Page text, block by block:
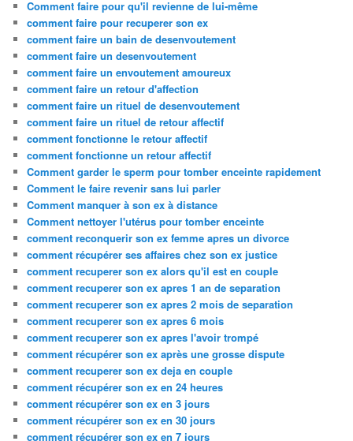
Comment faire pour qu'il revienne de lui-même
comment faire pour recuperer son ex
comment faire un bain de desenvoutement
comment faire un desenvoutement
comment faire un envoutement amoureux
comment faire un retour d'affection
comment faire un rituel de desenvoutement
comment faire un rituel de retour affectif
comment fonctionne le retour affectif
comment fonctionne un retour affectif
Comment garder le sperm pour tomber enceinte rapidement
Comment le faire revenir sans lui parler
Comment manquer à son ex à distance
Comment nettoyer l'utérus pour tomber enceinte
comment reconquerir son ex femme apres un divorce
comment récupérer ses affaires chez son ex justice
comment recuperer son ex alors qu'il est en couple
comment recuperer son ex apres 1 an de separation
comment recuperer son ex apres 2 mois de separation
comment recuperer son ex apres 6 mois
comment recuperer son ex apres l'avoir trompé
comment récupérer son ex après une grosse dispute
comment recuperer son ex deja en couple
comment récupérer son ex en 24 heures
comment récupérer son ex en 3 jours
comment récupérer son ex en 30 jours
comment récupérer son ex en 7 jours